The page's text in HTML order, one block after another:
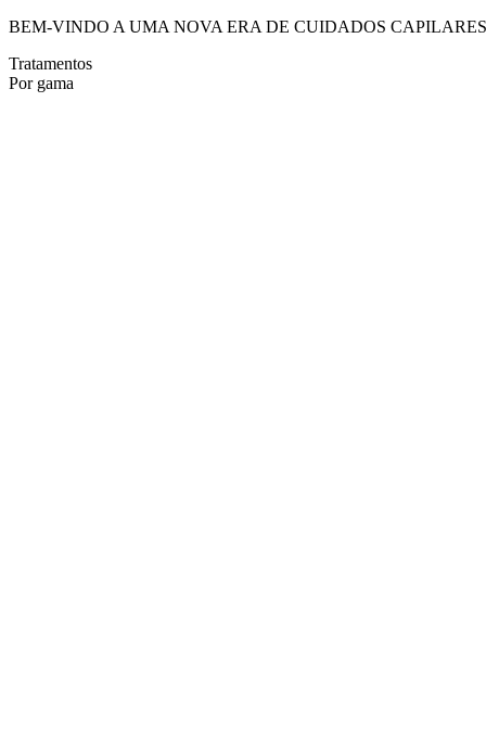
BEM-VINDO A UMA NOVA ERA DE CUIDADOS CAPILARES
Tratamentos
Por gama